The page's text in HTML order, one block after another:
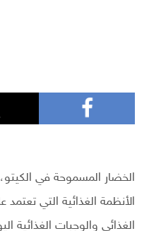
الخضار المسموحة في
الأنظمة الغذائية التي
الغذائي والوجبات الغذائية